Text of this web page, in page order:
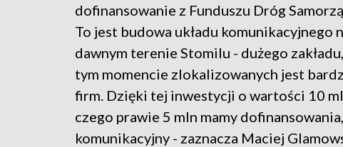
dofinansowanie z Funduszu Dróg
To jest budowa układu komunikacyjnego
dawnym terenie Stomilu - dużego
tym momencie zlokalizowanych jest
firm. Dzięki tej inwestycji o wartości 10
czego prawie 5 mln mamy
komunikacyjny - zaznacza Maciej